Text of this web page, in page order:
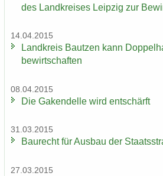
des Land­krei­ses Leip­zig zur
14.04.2015
Land­kreis Baut­zen kann
be­wirt­schaf­ten
08.04.2015
Die Ga­ken­del­le wird ent­schärft
31.03.2015
Bau­recht für Aus­bau der
27.03.2015